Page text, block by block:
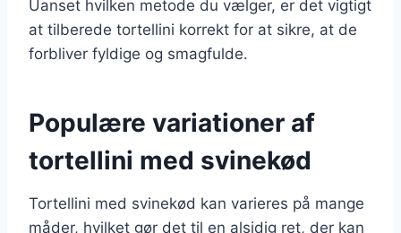
Uanset hvilken metode du vælger, er det vigtigt
at tilberede tortellini korrekt for at sikre, at de
forbliver fyldige og smagfulde.
Populære variationer af
tortellini med svinekød
Tortellini med svinekød kan varieres på mange
måder, hvilket gør det til en alsidig ret, der kan